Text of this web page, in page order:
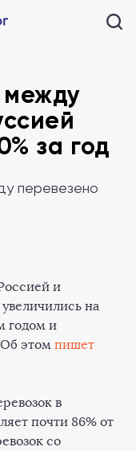
за год
перевезено
и
на
годом и
Об этом пишет
в
почти 86% от
со